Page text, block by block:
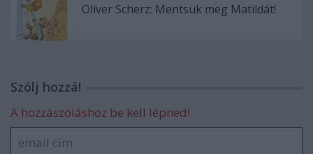
Oliver Scherz: Mentsük meg Matildát!
Szólj hozzá!
A hozzászóláshoz be kell lépned!